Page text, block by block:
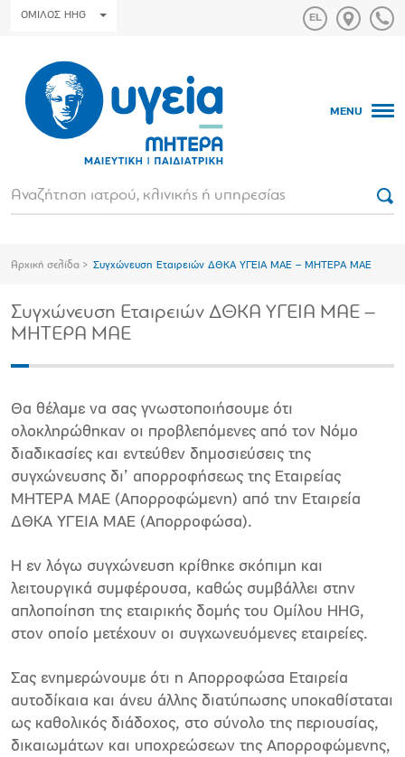
ΟΜΙΛΟΣ HHG
MENU
Αρχική σελίδα Συγχώνευση Εταιρειών ΔΘΚΑ ΥΓΕΙΑ ΜΑΕ – ΜΗΤΕΡΑ ΜΑΕ
Συγχώνευση Εταιρειών ΔΘΚΑ ΥΓΕΙΑ ΜΑΕ –
ΜΗΤΕΡΑ ΜΑΕ
Θα θέλαμε να σας γνωστοποιήσουμε ότι
ολοκληρώθηκαν οι προβλεπόμενες από τον Νόμο
διαδικασίες και εντεύθεν δημοσιεύσεις της
συγχώνευσης δι’ απορροφήσεως της Εταιρείας
ΜΗΤΕΡΑ ΜΑΕ (Απορροφώμενη) από την Εταιρεία
ΔΘΚΑ ΥΓΕΙΑ ΜΑΕ (Απορροφώσα).
Η εν λόγω συγχώνευση κρίθηκε σκόπιμη και
λειτουργικά συμφέρουσα, καθώς συμβάλλει στην
απλοποίηση της εταιρικής δομής του Ομίλου HHG,
στον οποίο μετέχουν οι συγχωνευόμενες εταιρείες.
Σας ενημερώνουμε ότι η Απορροφώσα Εταιρεία
αυτοδίκαια και άνευ άλλης διατύπωσης υποκαθίσταται
ως καθολικός διάδοχος, στο σύνολο της περιουσίας,
δικαιωμάτων και υποχρεώσεων της Απορροφώμενης,